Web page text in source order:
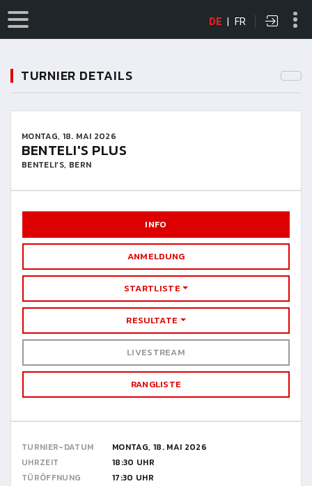
DE | FR
TURNIER DETAILS
MONTAG, 18. MAI 2026
BENTELI'S PLUS
BENTELI’S, BERN
INFO
ANMELDUNG
STARTLISTE
RESULTATE
LIVESTREAM
RANGLISTE
TURNIER-DATUM
MONTAG, 18. MAI 2026
UHRZEIT
18:30 UHR
TÜRÖFFNUNG
17:30 UHR